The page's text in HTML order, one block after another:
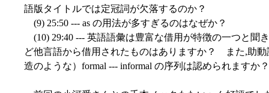
語版タイトルでは定冠詞が欠落するのか？
(9) 25:50 --- as の用法が多すぎるのはなぜか？
(10) 29:40 --- 英語語彙は豊富な借用が特徴の一つと聞
ど他言語から借用されたものはありますか？ また,助
造のような）formal --- informal の序列は認められますか？